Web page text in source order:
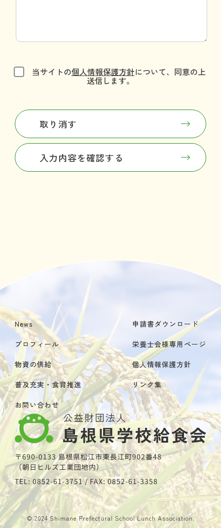
当サイトの個人情報保護方針について、同意の上
送信します。
〒690-0133 島根県松江市東長江町902番48
（朝日ヒルズ工業団地内）
TEL: 0852-61-3751 / FAX: 0852-61-3358
News
プロフィール
物資の供給
普及充実・食育推進
お問い合わせ
申請書ダウンロード
栄養士会様専用ページ
個人情報保護方針
リンク集
© 2024 Shimane Prefectural School Lunch Association.